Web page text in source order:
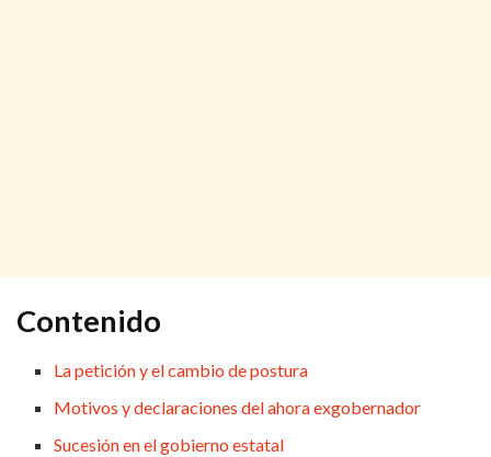
Contenido
La petición y el cambio de postura
Motivos y declaraciones del ahora exgobernador
Sucesión en el gobierno estatal